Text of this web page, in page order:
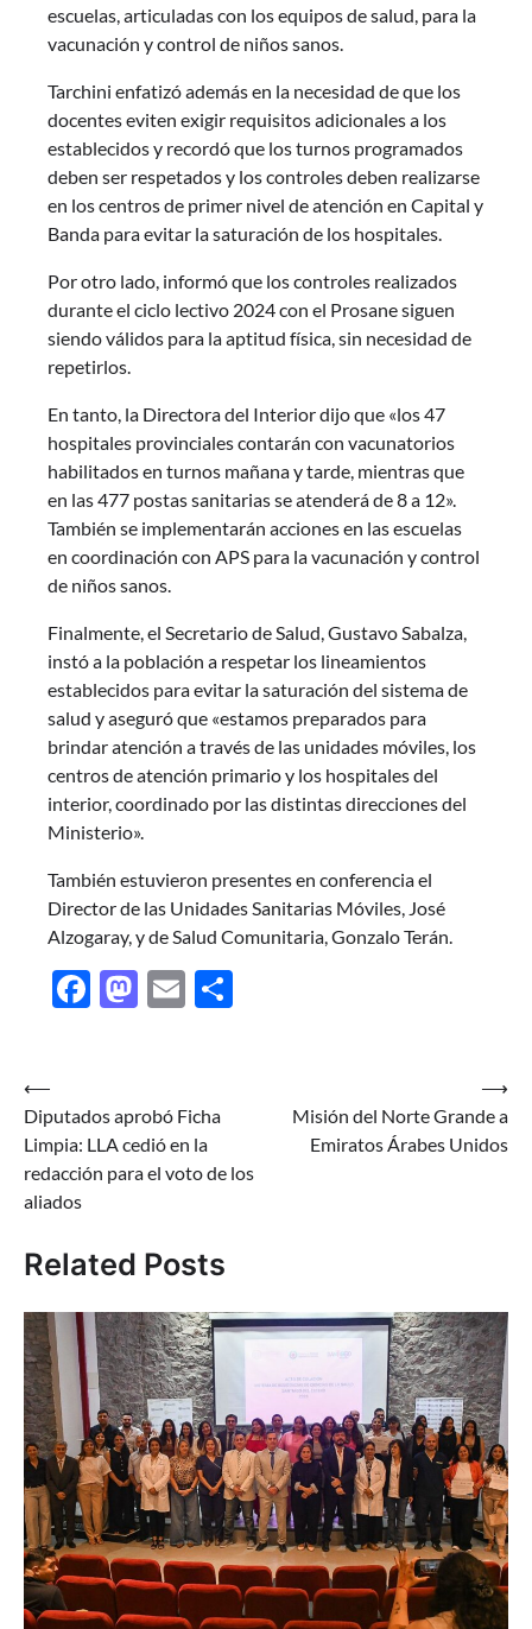
escuelas, articuladas con los equipos de salud, para la
vacunación y control de niños sanos.
Tarchini enfatizó además en la necesidad de que los
docentes eviten exigir requisitos adicionales a los
establecidos y recordó que los turnos programados
deben ser respetados y los controles deben realizarse
en los centros de primer nivel de atención en Capital y
Banda para evitar la saturación de los hospitales.
Por otro lado, informó que los controles realizados
durante el ciclo lectivo 2024 con el Prosane siguen
siendo válidos para la aptitud física, sin necesidad de
repetirlos.
En tanto, la Directora del Interior dijo que «los 47
hospitales provinciales contarán con vacunatorios
habilitados en turnos mañana y tarde, mientras que
en las 477 postas sanitarias se atenderá de 8 a 12».
También se implementarán acciones en las escuelas
en coordinación con APS para la vacunación y control
de niños sanos.
Finalmente, el Secretario de Salud, Gustavo Sabalza,
instó a la población a respetar los lineamientos
establecidos para evitar la saturación del sistema de
salud y aseguró que «estamos preparados para
brindar atención a través de las unidades móviles, los
centros de atención primario y los hospitales del
interior, coordinado por las distintas direcciones del
Ministerio».
También estuvieron presentes en conferencia el
Director de las Unidades Sanitarias Móviles, José
Alzogaray, y de Salud Comunitaria, Gonzalo Terán.
Facebook
Mastodon
Email
Navegación
de
entradas
⟵
Diputados aprobó Ficha
Limpia: LLA cedió en la
redacción para el voto de los
aliados
Misión del Norte Grande a
Emiratos Árabes Unidos
⟶
Related Posts